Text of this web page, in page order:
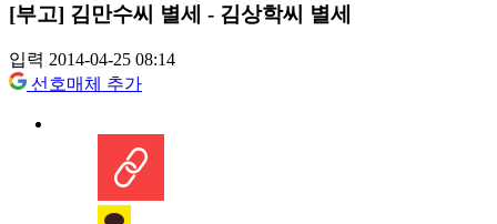
[부고] 김만수씨 별세 - 김상학씨 별세
입력 2014-04-25 08:14
선호매체 추가